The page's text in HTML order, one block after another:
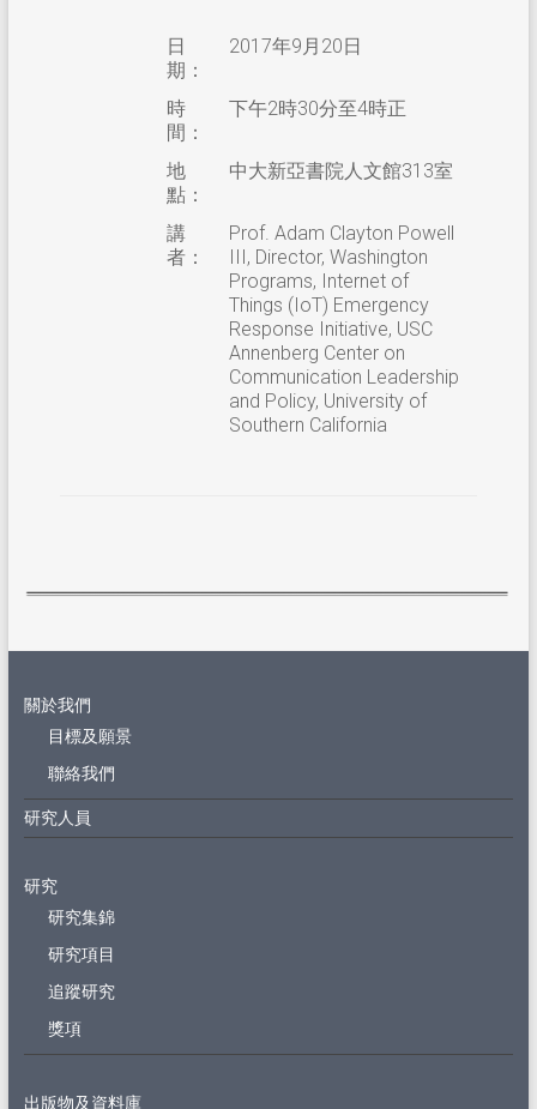
日
期：
2017年9月20日
時
間：
下午2時30分至4時正
地
點：
中大新亞書院人文館313室
講
者：
Prof. Adam Clayton Powell
III, Director, Washington
Programs, Internet of
Things (IoT) Emergency
Response Initiative, USC
Annenberg Center on
Communication Leadership
and Policy, University of
Southern California
關於我們
目標及願景
聯絡我們
研究人員
研究
研究集錦
研究項目
追蹤研究
獎項
出版物及資料庫